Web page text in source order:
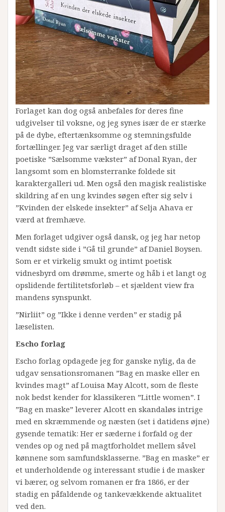
Forlaget kan dog også anbefales for deres fine
udgivelser til voksne, og jeg synes især de er stærke
på de dybe, eftertænksomme og stemningsfulde
fortællinger. Jeg var særligt draget af den stille
poetiske ”Sælsomme vækster” af Donal Ryan, der
langsomt som en blomsterranke foldede sit
karaktergalleri ud. Men også den magisk realistiske
skildring af en ung kvindes søgen efter sig selv i
”Kvinden der elskede insekter” af Selja Ahava er
værd at fremhæve.
Men forlaget udgiver også dansk, og jeg har netop
vendt sidste side i ”Gå til grunde” af Daniel Boysen.
Som er et virkelig smukt og intimt poetisk
vidnesbyrd om drømme, smerte og håb i et langt og
opslidende fertilitetsforløb – et sjældent view fra
mandens synspunkt.
”Nirliit” og ”Ikke i denne verden” er stadig på
læselisten.
Escho forlag
Escho forlag opdagede jeg for ganske nylig, da de
udgav sensationsromanen ”Bag en maske eller en
kvindes magt” af Louisa May Alcott, som de fleste
nok bedst kender for klassikeren ”Little women”. I
”Bag en maske” leverer Alcott en skandaløs intrige
med en skræmmende og næsten (set i datidens øjne)
gysende tematik: Her er sæderne i forfald og der
vendes op og ned på magtforholdet mellem såvel
kønnene som samfundsklasserne. ”Bag en maske” er
et underholdende og interessant studie i de masker
vi bærer, og selvom romanen er fra 1866, er der
stadig en påfaldende og tankevækkende aktualitet
ved den.